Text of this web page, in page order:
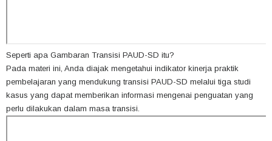
Seperti apa Gambaran Transisi PAUD-SD itu?
Pada materi ini, Anda diajak mengetahui indikator kinerja praktik
pembelajaran yang mendukung transisi PAUD-SD melalui tiga studi
kasus yang dapat memberikan informasi mengenai penguatan yang
perlu dilakukan dalam masa transisi.